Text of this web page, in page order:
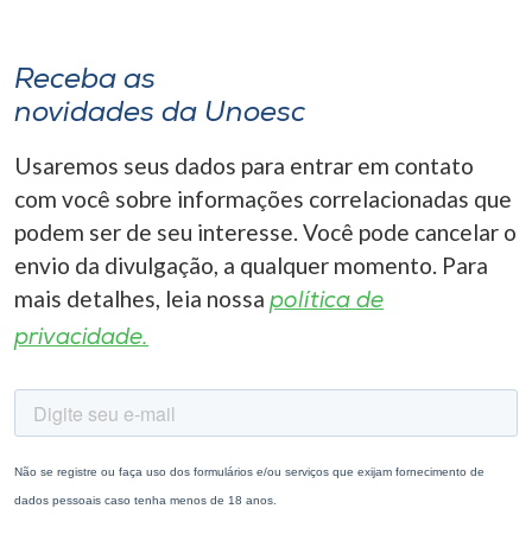
Receba as
novidades da Unoesc
Usaremos seus dados para entrar em contato
com você sobre informações correlacionadas que
podem ser de seu interesse. Você pode cancelar o
envio da divulgação, a qualquer momento. Para
mais detalhes, leia nossa política de
privacidade.